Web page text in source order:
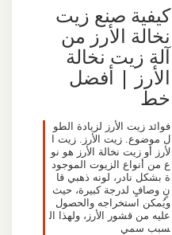
كيفية صنع زيت
نخالة الأرز من
آلة زيت نخالة
الأرز | أفضل
خط
فوائد زيت الأرز لزيادة الطو
ل موضوع. زيت الأرز. زيت ا
لأرز أو زيت نخالة الأرز هو نو
ع من أنواع الزيوت الموجود
ة بشكل نادر، لونه ذهبي قا
نٍ وصافٍ لدرجة كبيرة، حيث
ويُمكن استخراجه والحصول
عليه من قشور الأرز، ولهذا ال
سبب سمي